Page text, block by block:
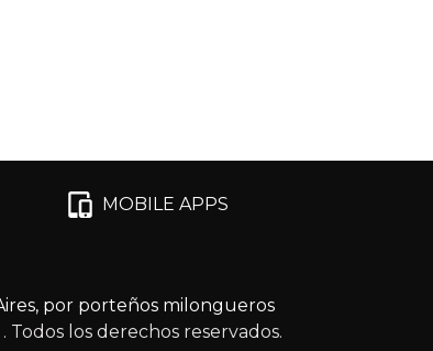
MOBILE APPS
por porteños milongueros
. Todos los derechos reservados.